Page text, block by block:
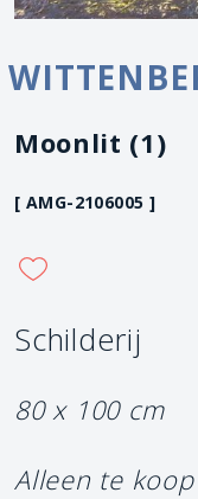
Moonlit (1)
[ AMG-2106005 ]
Schilderij
80 x 100 cm
Alleen te koop